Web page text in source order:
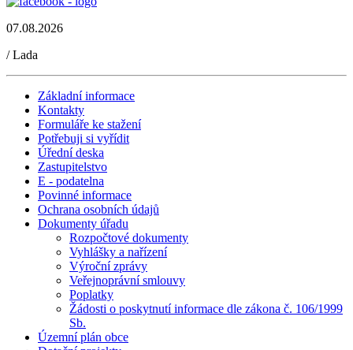
07.08.2026
/Lada
Základní informace
Kontakty
Formuláře ke stažení
Potřebuji si vyřídit
Úřední deska
Zastupitelstvo
E - podatelna
Povinné informace
Ochrana osobních údajů
Dokumenty úřadu
Rozpočtové dokumenty
Vyhlášky a nařízení
Výroční zprávy
Veřejnoprávní smlouvy
Poplatky
Žádosti o poskytnutí informace dle zákona č. 106/1999
Sb.
Územní plán obce